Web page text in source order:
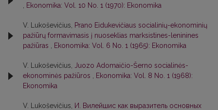
Ekonomika: Vol. 10 No. 1 (1970): Ekonomika
V. Lukoševičius,
Prano Eidukevičiaus socialinių-ekonominių
pažiūrų formavimasis į nuoseklias marksistines-leninines
pažiūras
Ekonomika: Vol. 6 No. 1 (1965): Ekonomika
V. Lukoševičius,
Juozo Adomaičio-Šerno socialinės-
ekonominės pažiūros
Ekonomika: Vol. 8 No. 1 (1968):
Ekonomika
V. Lukoševičius,
И. Вилейшис как выразитель основных